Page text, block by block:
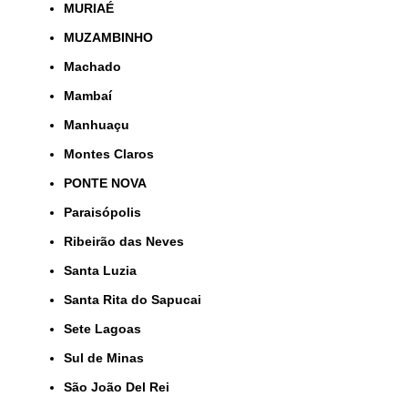
MURIAÉ
MUZAMBINHO
Machado
Mambaí
Manhuaçu
Montes Claros
PONTE NOVA
Paraisópolis
Ribeirão das Neves
Santa Luzia
Santa Rita do Sapucai
Sete Lagoas
Sul de Minas
São João Del Rei